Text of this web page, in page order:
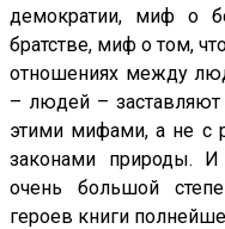
демократии, миф о
братстве, миф о том,
отношениях между
– людей – заставляют
этими мифами, а не с
законами природы.
очень большой
героев книги